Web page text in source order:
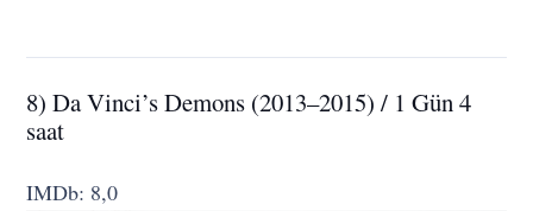
8) Da Vinci’s Demons (2013–2015) / 1 Gün 4
saat
IMDb: 8,0